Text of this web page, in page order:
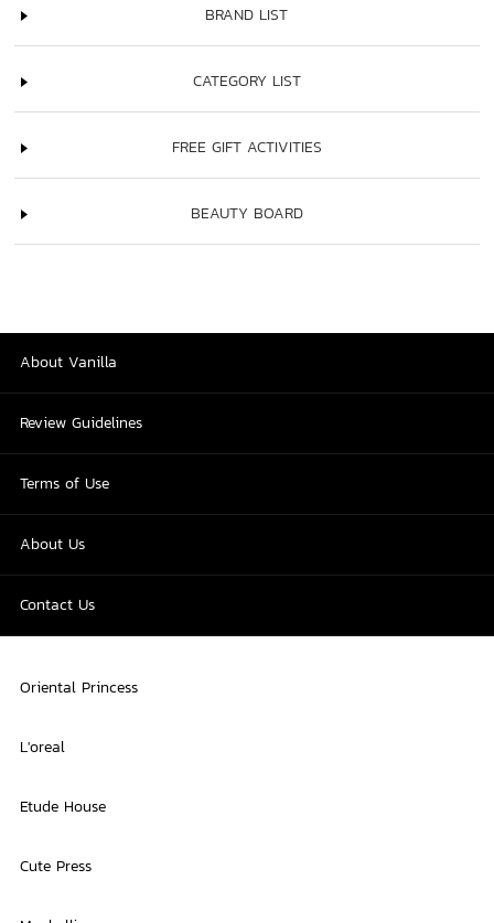
BRAND LIST
CATEGORY LIST
FREE GIFT ACTIVITIES
BEAUTY BOARD
About Vanilla
Review Guidelines
Terms of Use
About Us
Contact Us
Oriental Princess
L'oreal
Etude House
Cute Press